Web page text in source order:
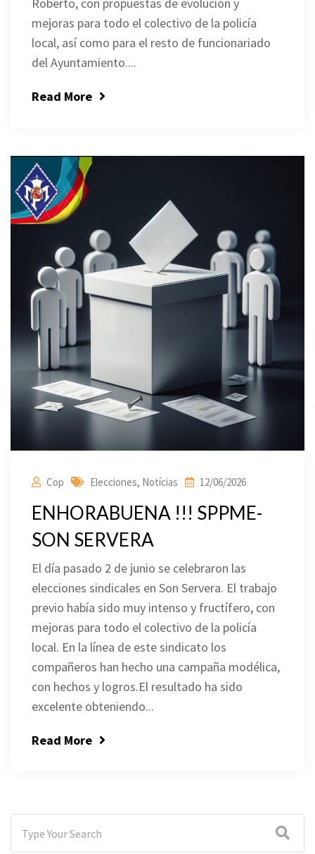
mejoras para todo el colectivo de la policía
local, así como para el resto de funcionariado
del Ayuntamiento....
Read More
Cop Elecciones, Notícias 12/06/2026
ENHORABUENA !!! SPPME-
SON SERVERA
El día pasado 2 de junio se celebraron las
elecciones sindicales en Son Servera. El trabajo
previo había sido muy intenso y fructífero, con
mejoras para todo el colectivo de la policía
local. En la línea de este sindicato los
compañeros han hecho una campaña modélica,
con hechos y logros.El resultado ha sido
excelente obteniendo...
Read More